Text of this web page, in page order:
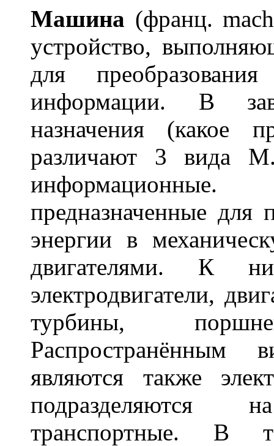
Машина (франц.
устройство,
для
информации. В
назначения (какое
различают 3 вида М.:
предназначенные для
энергии в
двигателями. К
электродвигатели,
турбины,
Распространённым
являются также
подразделяются
транспортные. В